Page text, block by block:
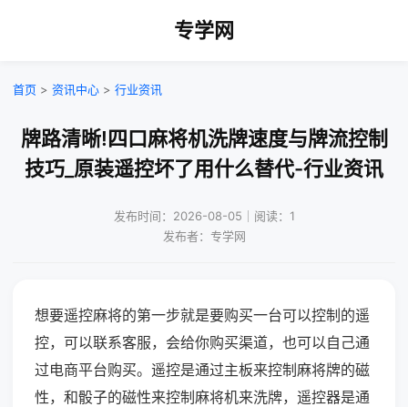
专学网
首页 > 资讯中心 > 行业资讯
牌路清晰!四口麻将机洗牌速度与牌流控制
技巧_原装遥控坏了用什么替代-行业资讯
发布时间：2026-08-05｜阅读：1
发布者：专学网
想要遥控麻将的第一步就是要购买一台可以控制的遥
控，可以联系客服，会给你购买渠道，也可以自己通
过电商平台购买。遥控是通过主板来控制麻将牌的磁
性，和骰子的磁性来控制麻将机来洗牌，遥控器是通